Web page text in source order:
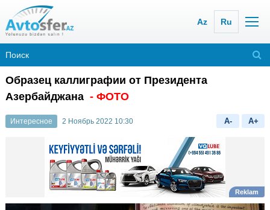
Az Ru
Образец каллиграфии от Президента
Азербайджана - ФОТО
Интересное 2 Ноябрь 2022 10:30 A- A+